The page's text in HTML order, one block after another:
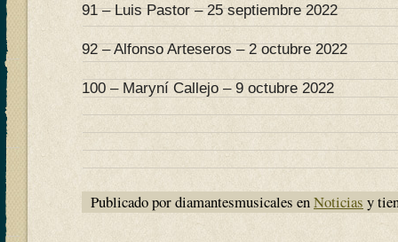
91 – Luis Pastor – 25 septiembre 2022
92 – Alfonso Arteseros – 2 octubre 2022
100 – Maryní Callejo – 9 octubre 2022
Publicado por diamantesmusicales enNoticias y